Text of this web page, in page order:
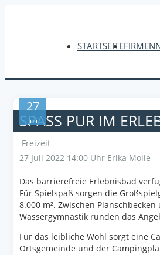
STARTSEITE
27
Juli
SPASS PUR IM
Freizeit
27 Juli 2022 14:00 Uhr Erika Molle
Das barrierefreie Erlebnisbad
Für Spielspaß sorgen die
8.000 m². Zwischen
Wassergymnastik runden das
Für das leibliche Wohl sorgt eine
Ortsgemeinde und der